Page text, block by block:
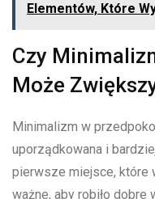
Elementów, Które
Czy
Może
Minimalizm w
uporządkowana i
pierwsze ‌miejsce, które
ważne, ⁤aby robiło